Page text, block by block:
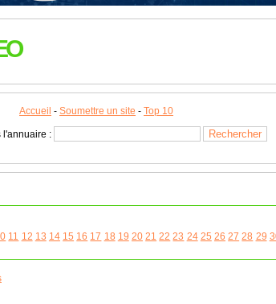
Accueil - Soumettre un site - Top 10
l'annuaire :
11 12 13 14 15 16 17 18 19 20 21 22 23 24 25 26 27 28 29